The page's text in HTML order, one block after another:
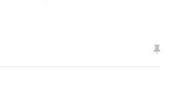
लगभग 18,458 करोड़ रुपये का
खाई में धक्का… आरोपियों ने